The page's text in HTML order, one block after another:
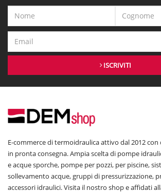
ISCRIVITI
E-commerce di termoidraulica attivo dal 2012
in pronta consegna. Ampia scelta di pompe
e acque sporche, pompe per pozzi, per piscine,
sollevamento acque, gruppi di pressurizzazione,
accessori idraulici. Visita il nostro shop e affidati